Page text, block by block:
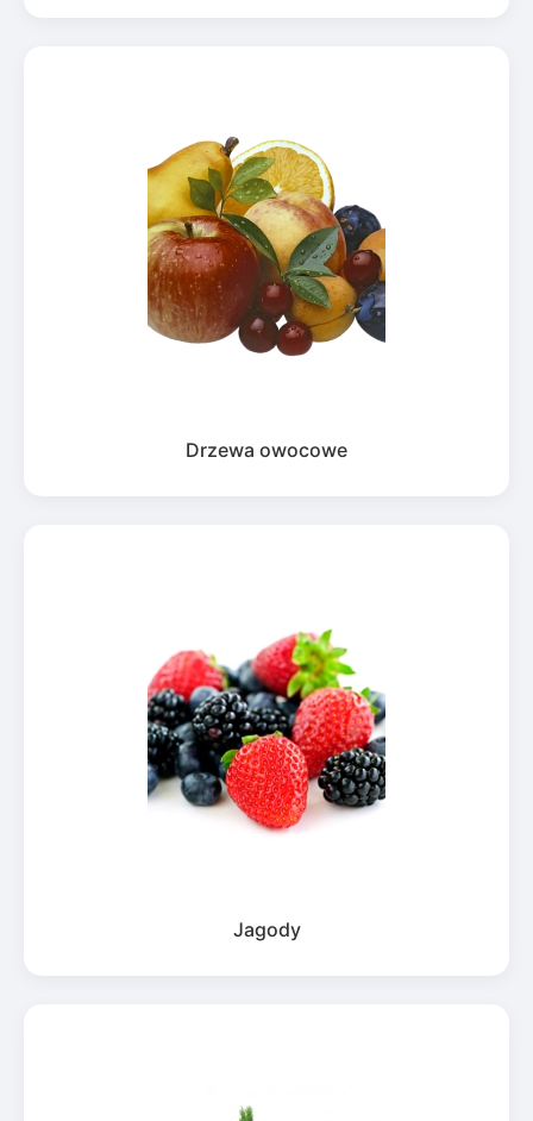
Drzewa owocowe
Jagody